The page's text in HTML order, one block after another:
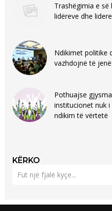
Trashëgimia e së
lidëreve dhe
Ndikimet politike
vazhdojnë të
Pothuajse
institucionet nuk
ndikim të vërtetë
KËRKO